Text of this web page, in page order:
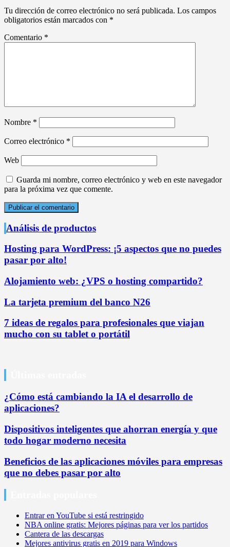
Tu dirección de correo electrónico no será publicada. Los campos
obligatorios están marcados con *
Comentario *
Nombre *
Correo electrónico *
Web
Guarda mi nombre, correo electrónico y web en este navegador
para la próxima vez que comente.
Análisis de productos
Hosting para WordPress: ¡5 aspectos que no puedes
pasar por alto!
Alojamiento web: ¿VPS o hosting compartido?
La tarjeta premium del banco N26
7 ideas de regalos para profesionales que viajan
mucho con su tablet o portátil
¿Cómo está cambiando la IA el desarrollo de
aplicaciones?
Dispositivos inteligentes que ahorran energía y que
todo hogar moderno necesita
Beneficios de las aplicaciones móviles para empresas
que no debes pasar por alto
Entrar en YouTube si está restringido
NBA online gratis: Mejores páginas para ver los partidos
Cantera de las descargas
Mejores antivirus gratis en 2019 para Windows